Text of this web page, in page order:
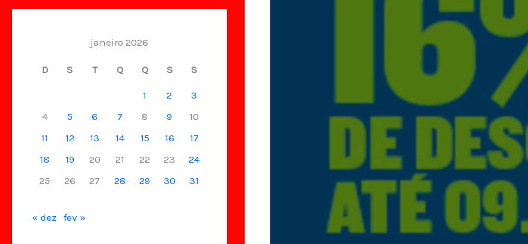
janeiro 2026
D S T Q Q S S
1 2
3
4
5 6 7 8 9
10
11
12 13 14 15 16
17
18
19 20 21 22 23
24
25
26 27 28 29 30 31
« dez fev »